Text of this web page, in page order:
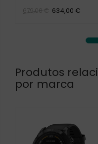
679,00 € 634,00 €
Produtos
por marca